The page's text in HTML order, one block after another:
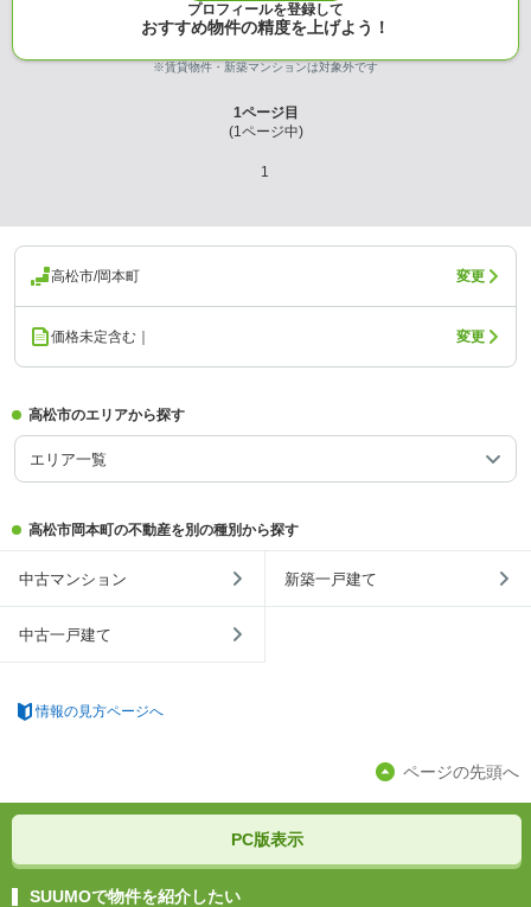
プロフィールを登録して
おすすめ物件の精度を上げよう！
※賃貸物件・新築マンションは対象外です
1ページ目
(1ページ中)
1
高松市/岡本町 変更
価格未定含む｜ 変更
高松市のエリアから探す
エリア一覧
高松市岡本町の不動産を別の種別から探す
中古マンション 新築一戸建て
中古一戸建て
情報の見方ページへ
ページの先頭へ
PC版表示
SUUMOで物件を紹介したい